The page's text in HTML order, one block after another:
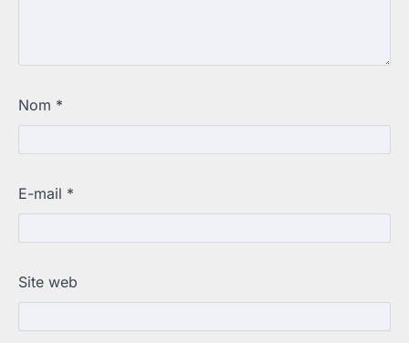
Nom *
E-mail *
Site web